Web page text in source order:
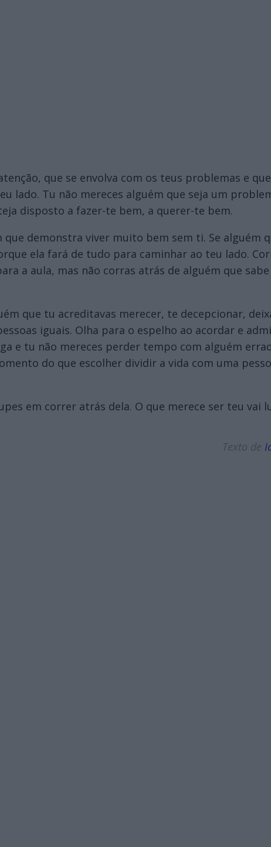
que se envolva com os teus problemas e
lado. Tu não mereces alguém que seja um
disposto a fazer-te bem, a querer-te bem.
demonstra viver muito bem sem ti. Se alguém
ela fará de tudo para caminhar ao teu lado.
a aula, mas não corras atrás de alguém que
que tu acreditavas merecer, te decepcionar,
iguais. Olha para o espelho ao acordar e
e tu não mereces perder tempo com alguém
do que escolher dividir a vida com uma
em correr atrás dela. O que merece ser teu vai
Texto de